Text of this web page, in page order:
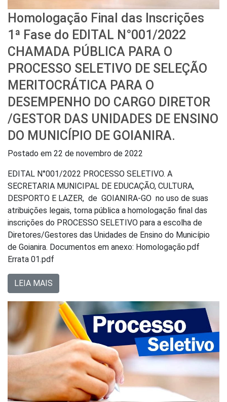
Homologação Final das Inscrições
1ª Fase do EDITAL N°001/2022
CHAMADA PÚBLICA PARA O
PROCESSO SELETIVO DE SELEÇÃO
MERITOCRÁTICA PARA O
DESEMPENHO DO CARGO DIRETOR
/GESTOR DAS UNIDADES DE ENSINO
DO MUNICÍPIO DE GOIANIRA.
Postado em 22 de novembro de 2022
EDITAL N°001/2022 PROCESSO SELETIVO. A
SECRETARIA MUNICIPAL DE EDUCAÇÃO, CULTURA,
DESPORTO E LAZER, de GOIANIRA-GO no uso de suas
atribuições legais, torna pública a homologação final das
inscrições do PROCESSO SELETIVO para a escolha de
Diretores/Gestores das Unidades de Ensino do Município
de Goianira. Documentos em anexo: Homologação.pdf
Errata 01.pdf
LEIA MAIS